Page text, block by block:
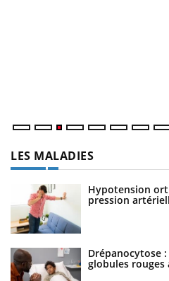
LES MALADIES
Hypotension
pression
Drépanocytose
globules rouges